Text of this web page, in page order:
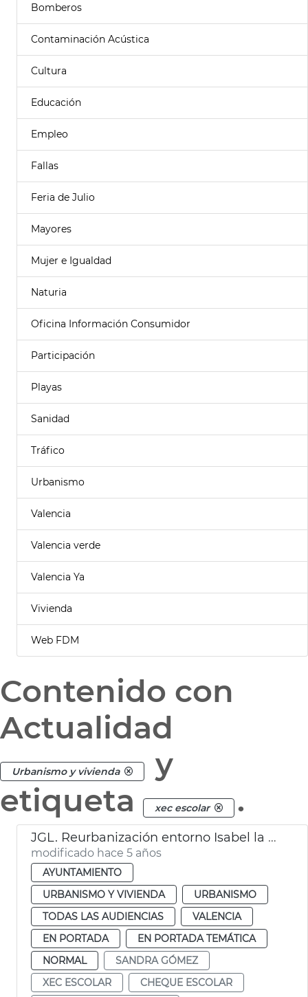
Bomberos
Contaminación Acústica
Cultura
Educación
Empleo
Fallas
Feria de Julio
Mayores
Mujer e Igualdad
Naturia
Oficina Información Consumidor
Participación
Playas
Sanidad
Tráfico
Urbanismo
Valencia
Valencia verde
Valencia Ya
Vivienda
Web FDM
Contenido con
Actualidad
Urbanismo y vivienda
y
etiqueta
xec escolar .
JGL. Reurbanización entorno Isabel la Católica
modificado hace 5 años
AYUNTAMIENTO
URBANISMO Y VIVIENDA
URBANISMO
TODAS LAS AUDIENCIAS
VALENCIA
EN PORTADA
EN PORTADA TEMÁTICA
NORMAL
SANDRA GÓMEZ
XEC ESCOLAR
CHEQUE ESCOLAR